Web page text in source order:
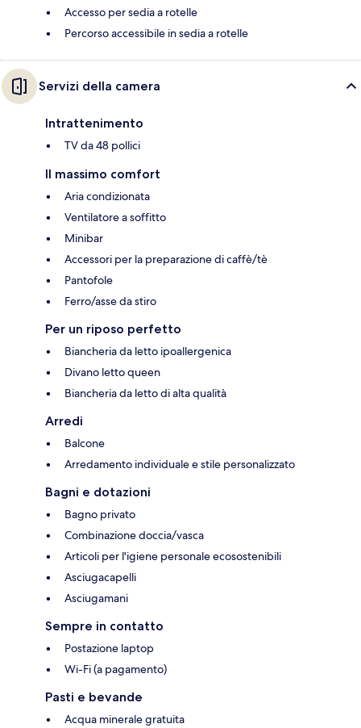
Accesso per sedia a rotelle
Percorso accessibile in sedia a rotelle
Servizi della camera
Intrattenimento
TV da 48 pollici
Il massimo comfort
Aria condizionata
Ventilatore a soffitto
Minibar
Accessori per la preparazione di caffè/tè
Pantofole
Ferro/asse da stiro
Per un riposo perfetto
Biancheria da letto ipoallergenica
Divano letto queen
Biancheria da letto di alta qualità
Arredi
Balcone
Arredamento individuale e stile personalizzato
Bagni e dotazioni
Bagno privato
Combinazione doccia/vasca
Articoli per l'igiene personale ecosostenibili
Asciugacapelli
Asciugamani
Sempre in contatto
Postazione laptop
Wi-Fi (a pagamento)
Pasti e bevande
Acqua minerale gratuita